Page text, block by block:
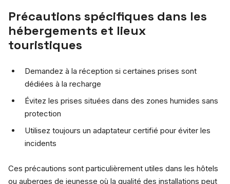
Précautions spécifiques dans les
hébergements et lieux
touristiques
Demandez à la réception si certaines prises sont
dédiées à la recharge
Évitez les prises situées dans des zones humides sans
protection
Utilisez toujours un adaptateur certifié pour éviter les
incidents
Ces précautions sont particulièrement utiles dans les hôtels
ou auberges de jeunesse où la qualité des installations peut